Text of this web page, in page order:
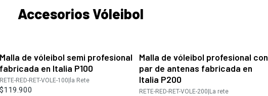
Accesorios Vóleibol
Malla de vóleibol semi profesional
fabricada en Italia P100
RETE-RED-RET-VOLE-100 la Rete
$119.900
Agotado
Malla de vóleibol profesional con
par de antenas fabricada en
Italia P200
RETE-RED-RET-VOLE-200 La rete